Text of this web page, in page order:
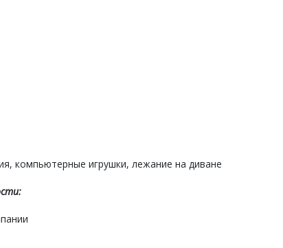
компьютерные игрушки, лежание на диване